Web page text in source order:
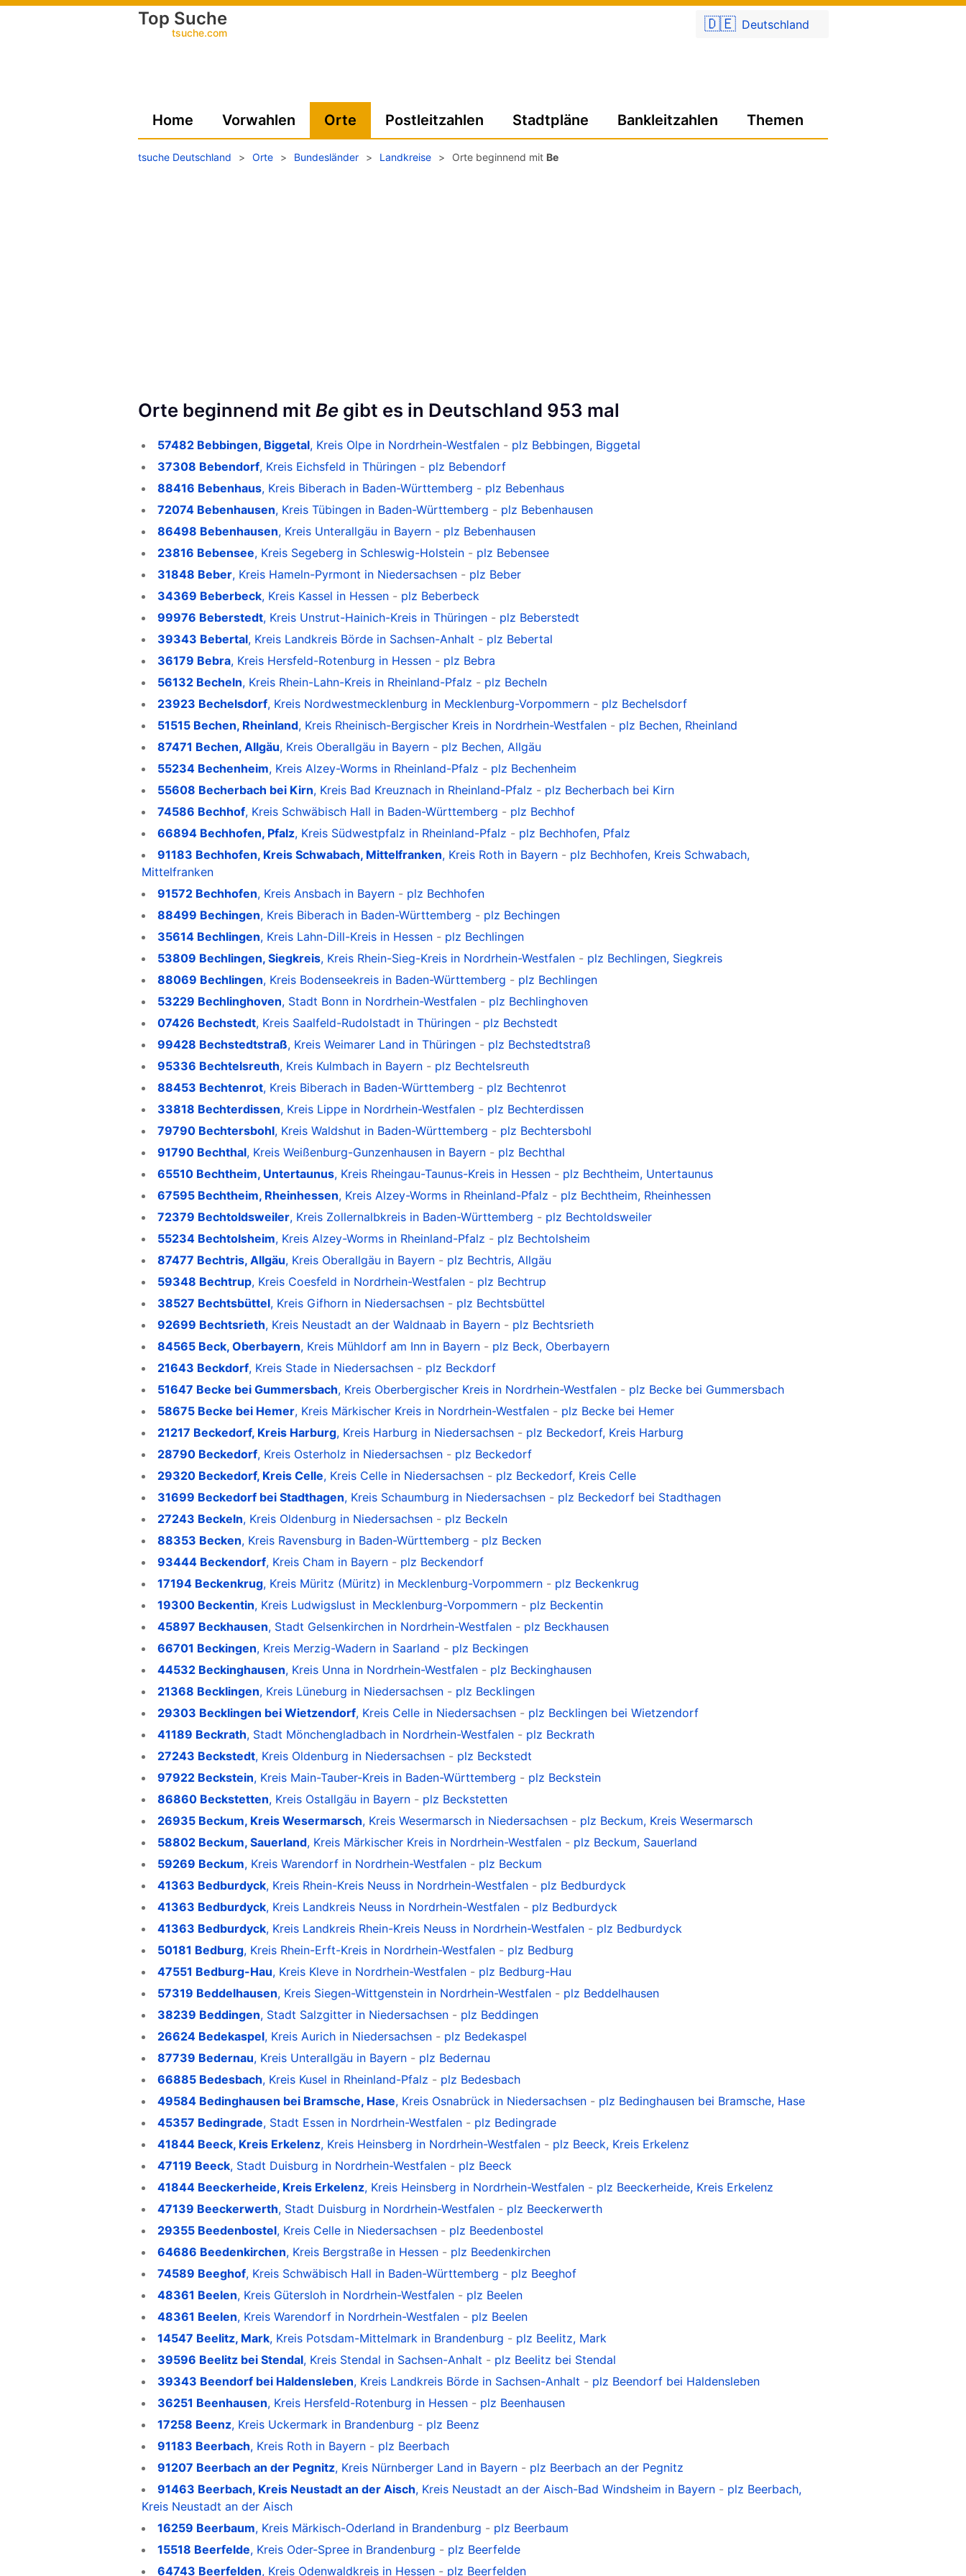
🇩🇪 Deutschland
Top Suche
tsuche.com
Home Vorwahlen Orte Postleitzahlen Stadtpläne Bankleitzahlen Themen
tsuche Deutschland > Orte > Bundesländer > Landkreise > Orte beginnend mit Be
Orte beginnend mit Be gibt es in Deutschland 953 mal
57482 Bebbingen, Biggetal, Kreis Olpe in Nordrhein-Westfalen - plz Bebbingen, Biggetal
37308 Bebendorf, Kreis Eichsfeld in Thüringen - plz Bebendorf
88416 Bebenhaus, Kreis Biberach in Baden-Württemberg - plz Bebenhaus
72074 Bebenhausen, Kreis Tübingen in Baden-Württemberg - plz Bebenhausen
86498 Bebenhausen, Kreis Unterallgäu in Bayern - plz Bebenhausen
23816 Bebensee, Kreis Segeberg in Schleswig-Holstein - plz Bebensee
31848 Beber, Kreis Hameln-Pyrmont in Niedersachsen - plz Beber
34369 Beberbeck, Kreis Kassel in Hessen - plz Beberbeck
99976 Beberstedt, Kreis Unstrut-Hainich-Kreis in Thüringen - plz Beberstedt
39343 Bebertal, Kreis Landkreis Börde in Sachsen-Anhalt - plz Bebertal
36179 Bebra, Kreis Hersfeld-Rotenburg in Hessen - plz Bebra
56132 Becheln, Kreis Rhein-Lahn-Kreis in Rheinland-Pfalz - plz Becheln
23923 Bechelsdorf, Kreis Nordwestmecklenburg in Mecklenburg-Vorpommern - plz Bechelsdorf
51515 Bechen, Rheinland, Kreis Rheinisch-Bergischer Kreis in Nordrhein-Westfalen - plz Bechen, Rheinland
87471 Bechen, Allgäu, Kreis Oberallgäu in Bayern - plz Bechen, Allgäu
55234 Bechenheim, Kreis Alzey-Worms in Rheinland-Pfalz - plz Bechenheim
55608 Becherbach bei Kirn, Kreis Bad Kreuznach in Rheinland-Pfalz - plz Becherbach bei Kirn
74586 Bechhof, Kreis Schwäbisch Hall in Baden-Württemberg - plz Bechhof
66894 Bechhofen, Pfalz, Kreis Südwestpfalz in Rheinland-Pfalz - plz Bechhofen, Pfalz
91183 Bechhofen, Kreis Schwabach, Mittelfranken, Kreis Roth in Bayern - plz Bechhofen, Kreis Schwabach,
Mittelfranken
91572 Bechhofen, Kreis Ansbach in Bayern - plz Bechhofen
88499 Bechingen, Kreis Biberach in Baden-Württemberg - plz Bechingen
35614 Bechlingen, Kreis Lahn-Dill-Kreis in Hessen - plz Bechlingen
53809 Bechlingen, Siegkreis, Kreis Rhein-Sieg-Kreis in Nordrhein-Westfalen - plz Bechlingen, Siegkreis
88069 Bechlingen, Kreis Bodenseekreis in Baden-Württemberg - plz Bechlingen
53229 Bechlinghoven, Stadt Bonn in Nordrhein-Westfalen - plz Bechlinghoven
07426 Bechstedt, Kreis Saalfeld-Rudolstadt in Thüringen - plz Bechstedt
99428 Bechstedtstraß, Kreis Weimarer Land in Thüringen - plz Bechstedtstraß
95336 Bechtelsreuth, Kreis Kulmbach in Bayern - plz Bechtelsreuth
88453 Bechtenrot, Kreis Biberach in Baden-Württemberg - plz Bechtenrot
33818 Bechterdissen, Kreis Lippe in Nordrhein-Westfalen - plz Bechterdissen
79790 Bechtersbohl, Kreis Waldshut in Baden-Württemberg - plz Bechtersbohl
91790 Bechthal, Kreis Weißenburg-Gunzenhausen in Bayern - plz Bechthal
65510 Bechtheim, Untertaunus, Kreis Rheingau-Taunus-Kreis in Hessen - plz Bechtheim, Untertaunus
67595 Bechtheim, Rheinhessen, Kreis Alzey-Worms in Rheinland-Pfalz - plz Bechtheim, Rheinhessen
72379 Bechtoldsweiler, Kreis Zollernalbkreis in Baden-Württemberg - plz Bechtoldsweiler
55234 Bechtolsheim, Kreis Alzey-Worms in Rheinland-Pfalz - plz Bechtolsheim
87477 Bechtris, Allgäu, Kreis Oberallgäu in Bayern - plz Bechtris, Allgäu
59348 Bechtrup, Kreis Coesfeld in Nordrhein-Westfalen - plz Bechtrup
38527 Bechtsbüttel, Kreis Gifhorn in Niedersachsen - plz Bechtsbüttel
92699 Bechtsrieth, Kreis Neustadt an der Waldnaab in Bayern - plz Bechtsrieth
84565 Beck, Oberbayern, Kreis Mühldorf am Inn in Bayern - plz Beck, Oberbayern
21643 Beckdorf, Kreis Stade in Niedersachsen - plz Beckdorf
51647 Becke bei Gummersbach, Kreis Oberbergischer Kreis in Nordrhein-Westfalen - plz Becke bei Gummersbach
58675 Becke bei Hemer, Kreis Märkischer Kreis in Nordrhein-Westfalen - plz Becke bei Hemer
21217 Beckedorf, Kreis Harburg, Kreis Harburg in Niedersachsen - plz Beckedorf, Kreis Harburg
28790 Beckedorf, Kreis Osterholz in Niedersachsen - plz Beckedorf
29320 Beckedorf, Kreis Celle, Kreis Celle in Niedersachsen - plz Beckedorf, Kreis Celle
31699 Beckedorf bei Stadthagen, Kreis Schaumburg in Niedersachsen - plz Beckedorf bei Stadthagen
27243 Beckeln, Kreis Oldenburg in Niedersachsen - plz Beckeln
88353 Becken, Kreis Ravensburg in Baden-Württemberg - plz Becken
93444 Beckendorf, Kreis Cham in Bayern - plz Beckendorf
17194 Beckenkrug, Kreis Müritz (Müritz) in Mecklenburg-Vorpommern - plz Beckenkrug
19300 Beckentin, Kreis Ludwigslust in Mecklenburg-Vorpommern - plz Beckentin
45897 Beckhausen, Stadt Gelsenkirchen in Nordrhein-Westfalen - plz Beckhausen
66701 Beckingen, Kreis Merzig-Wadern in Saarland - plz Beckingen
44532 Beckinghausen, Kreis Unna in Nordrhein-Westfalen - plz Beckinghausen
21368 Becklingen, Kreis Lüneburg in Niedersachsen - plz Becklingen
29303 Becklingen bei Wietzendorf, Kreis Celle in Niedersachsen - plz Becklingen bei Wietzendorf
41189 Beckrath, Stadt Mönchengladbach in Nordrhein-Westfalen - plz Beckrath
27243 Beckstedt, Kreis Oldenburg in Niedersachsen - plz Beckstedt
97922 Beckstein, Kreis Main-Tauber-Kreis in Baden-Württemberg - plz Beckstein
86860 Beckstetten, Kreis Ostallgäu in Bayern - plz Beckstetten
26935 Beckum, Kreis Wesermarsch, Kreis Wesermarsch in Niedersachsen - plz Beckum, Kreis Wesermarsch
58802 Beckum, Sauerland, Kreis Märkischer Kreis in Nordrhein-Westfalen - plz Beckum, Sauerland
59269 Beckum, Kreis Warendorf in Nordrhein-Westfalen - plz Beckum
41363 Bedburdyck, Kreis Rhein-Kreis Neuss in Nordrhein-Westfalen - plz Bedburdyck
41363 Bedburdyck, Kreis Landkreis Neuss in Nordrhein-Westfalen - plz Bedburdyck
41363 Bedburdyck, Kreis Landkreis Rhein-Kreis Neuss in Nordrhein-Westfalen - plz Bedburdyck
50181 Bedburg, Kreis Rhein-Erft-Kreis in Nordrhein-Westfalen - plz Bedburg
47551 Bedburg-Hau, Kreis Kleve in Nordrhein-Westfalen - plz Bedburg-Hau
57319 Beddelhausen, Kreis Siegen-Wittgenstein in Nordrhein-Westfalen - plz Beddelhausen
38239 Beddingen, Stadt Salzgitter in Niedersachsen - plz Beddingen
26624 Bedekaspel, Kreis Aurich in Niedersachsen - plz Bedekaspel
87739 Bedernau, Kreis Unterallgäu in Bayern - plz Bedernau
66885 Bedesbach, Kreis Kusel in Rheinland-Pfalz - plz Bedesbach
49584 Bedinghausen bei Bramsche, Hase, Kreis Osnabrück in Niedersachsen - plz Bedinghausen bei Bramsche, Hase
45357 Bedingrade, Stadt Essen in Nordrhein-Westfalen - plz Bedingrade
41844 Beeck, Kreis Erkelenz, Kreis Heinsberg in Nordrhein-Westfalen - plz Beeck, Kreis Erkelenz
47119 Beeck, Stadt Duisburg in Nordrhein-Westfalen - plz Beeck
41844 Beeckerheide, Kreis Erkelenz, Kreis Heinsberg in Nordrhein-Westfalen - plz Beeckerheide, Kreis Erkelenz
47139 Beeckerwerth, Stadt Duisburg in Nordrhein-Westfalen - plz Beeckerwerth
29355 Beedenbostel, Kreis Celle in Niedersachsen - plz Beedenbostel
64686 Beedenkirchen, Kreis Bergstraße in Hessen - plz Beedenkirchen
74589 Beeghof, Kreis Schwäbisch Hall in Baden-Württemberg - plz Beeghof
48361 Beelen, Kreis Gütersloh in Nordrhein-Westfalen - plz Beelen
48361 Beelen, Kreis Warendorf in Nordrhein-Westfalen - plz Beelen
14547 Beelitz, Mark, Kreis Potsdam-Mittelmark in Brandenburg - plz Beelitz, Mark
39596 Beelitz bei Stendal, Kreis Stendal in Sachsen-Anhalt - plz Beelitz bei Stendal
39343 Beendorf bei Haldensleben, Kreis Landkreis Börde in Sachsen-Anhalt - plz Beendorf bei Haldensleben
36251 Beenhausen, Kreis Hersfeld-Rotenburg in Hessen - plz Beenhausen
17258 Beenz, Kreis Uckermark in Brandenburg - plz Beenz
91183 Beerbach, Kreis Roth in Bayern - plz Beerbach
91207 Beerbach an der Pegnitz, Kreis Nürnberger Land in Bayern - plz Beerbach an der Pegnitz
91463 Beerbach, Kreis Neustadt an der Aisch, Kreis Neustadt an der Aisch-Bad Windsheim in Bayern - plz Beerbach,
Kreis Neustadt an der Aisch
16259 Beerbaum, Kreis Märkisch-Oderland in Brandenburg - plz Beerbaum
15518 Beerfelde, Kreis Oder-Spree in Brandenburg - plz Beerfelde
64743 Beerfelden, Kreis Odenwaldkreis in Hessen - plz Beerfelden